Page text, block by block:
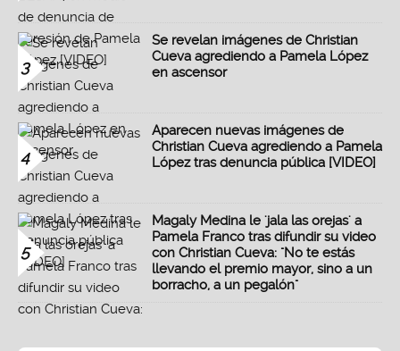
3
Se revelan imágenes de Christian
Cueva agrediendo a Pamela López
en ascensor
4
Aparecen nuevas imágenes de
Christian Cueva agrediendo a Pamela
López tras denuncia pública [VIDEO]
5
Magaly Medina le 'jala las orejas' a
Pamela Franco tras difundir su video
con Christian Cueva: "No te estás
llevando el premio mayor, sino a un
borracho, a un pegalón"